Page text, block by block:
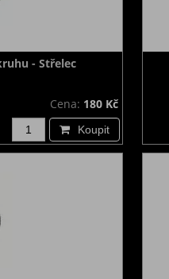
- Střelec
Cena: 180 Kč
Koupit